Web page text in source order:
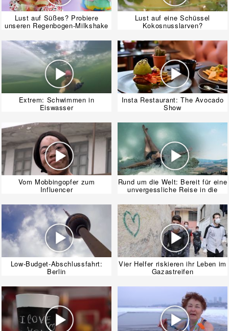
Lust auf Süßes? Probiere
unseren Regenbogen-Milkshake
Lust auf eine Schüssel
Kokosnusslarven?
Extrem: Schwimmen in
Eiswasser
Insta Restaurant: The Avocado
Show
Vom Mobbingopfer zum
Influencer
Rund um die Welt: Bereit für eine
unvergessliche Reise in die
Low-Budget-Abschlussfahrt:
Berlin
Vier Helfer riskieren ihr Leben im
Gazastreifen